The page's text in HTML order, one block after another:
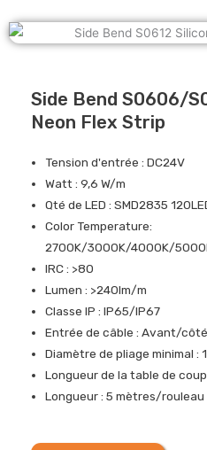
Side Bend S0606/
Neon Flex Strip
Tension d'entrée : DC24V
Watt : 9,6 W/m
Qté de LED : SMD2835
Color Temperature:
2700K/3000K/4000K/
IRC : >80
Lumen : >240lm/m
Classe IP : IP65/IP67
Entrée de câble : Avant/
Diamètre de pliage minimal :
Longueur de la table de
Longueur : 5 mètres/rouleau